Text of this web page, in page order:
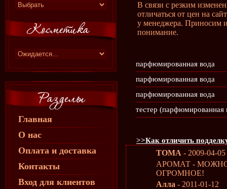
Главная
О нас
Оплата и доставка
Контакты
Вход для клиентов
В связи с резким
отличаться от цен на
у менеджера. Приносим
понимание.
парфюмированная вода
парфюмированная вода
парфюмированная вода
тестер (парфюмированная
>>Как отличить
ТОМА - 2009-04-05
АРОМАТ -
ОГРОМНОЕ!
Алла - 2011-01-12